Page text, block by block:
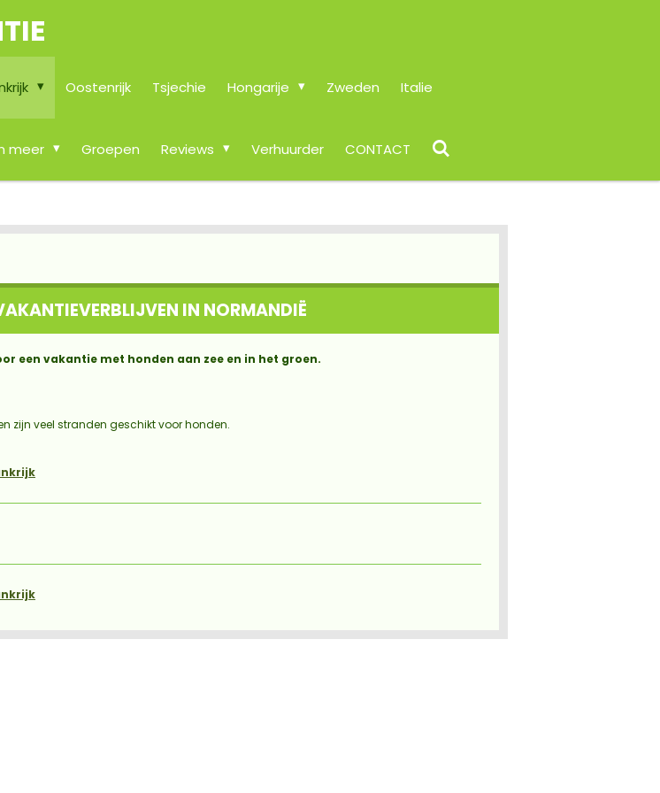
Oostenrijk Tsjechie Hongarije Zweden Italie
meer Groepen Reviews Verhuurder CONTACT
IN NORMANDIË
een vakantie met honden aan zee en in het groen.
zijn veel stranden geschikt voor honden.